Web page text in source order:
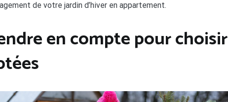
de votre jardin d’hiver en appartement.
en compte pour choisir